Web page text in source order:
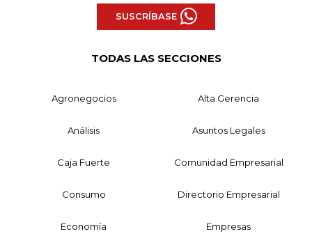
SUSCRÍBASE
TODAS LAS SECCIONES
Agronegocios Alta Gerencia
Análisis Asuntos Legales
Caja Fuerte Comunidad Empresarial
Consumo Directorio Empresarial
Economía Empresas